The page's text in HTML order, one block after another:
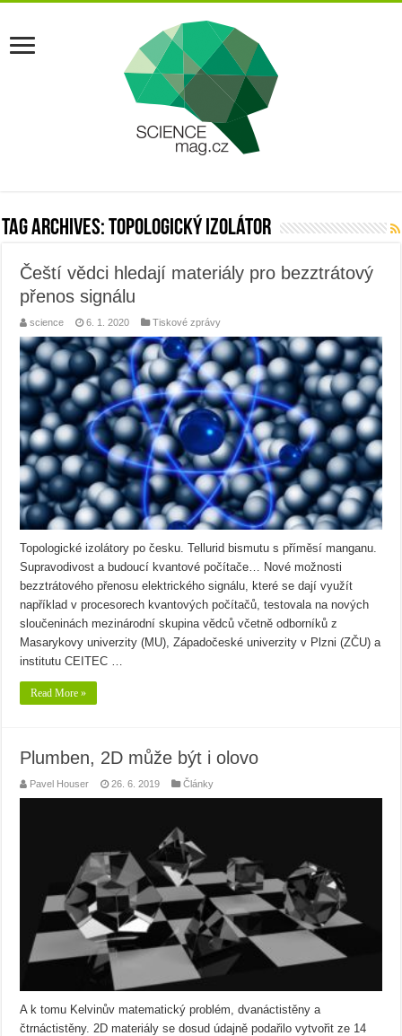
Tag Archives:topologický izolátor
Čeští vědci hledají materiály pro bezztrátový
přenos signálu
science 6. 1. 2020 Tiskové zprávy
Topologické izolátory po česku. Tellurid bismutu s příměsí manganu.
Supravodivost a budoucí kvantové počítače… Nové možnosti
bezztrátového přenosu elektrického signálu, které se dají využít
například v procesorech kvantových počítačů, testovala na nových
sloučeninách mezinárodní skupina vědců včetně odborníků z
Masarykovy univerzity (MU), Západočeské univerzity v Plzni (ZČU) a
institutu CEITEC …
Read More »
Plumben, 2D může být i olovo
Pavel Houser 26. 6. 2019 Články
A k tomu Kelvinův matematický problém, dvanáctistěny a
čtrnáctistěny. 2D materiály se dosud údajně podařilo vytvořit ze 14